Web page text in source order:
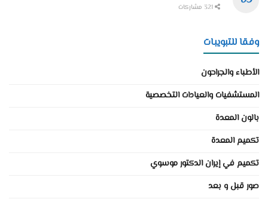
321 مشاركات
وفقا للتبويبات
الأطباء والجراحون
المستشفيات والعيادات التخصصية
بالون المعدة
تكميم المعدة
تكميم في إيران الدكتور موسوي
صور قبل و بعد